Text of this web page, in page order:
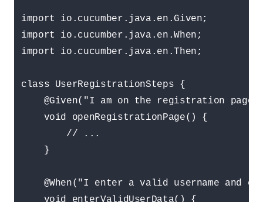
import io.cucumber.java.en.Given;
import io.cucumber.java.en.When;
import io.cucumber.java.en.Then;
class UserRegistrationSteps {
@Given("I am on the registration
    void openRegistrationPage() {
        // ...
    }
@When("I enter a valid username and
    void enterValidUserData() {